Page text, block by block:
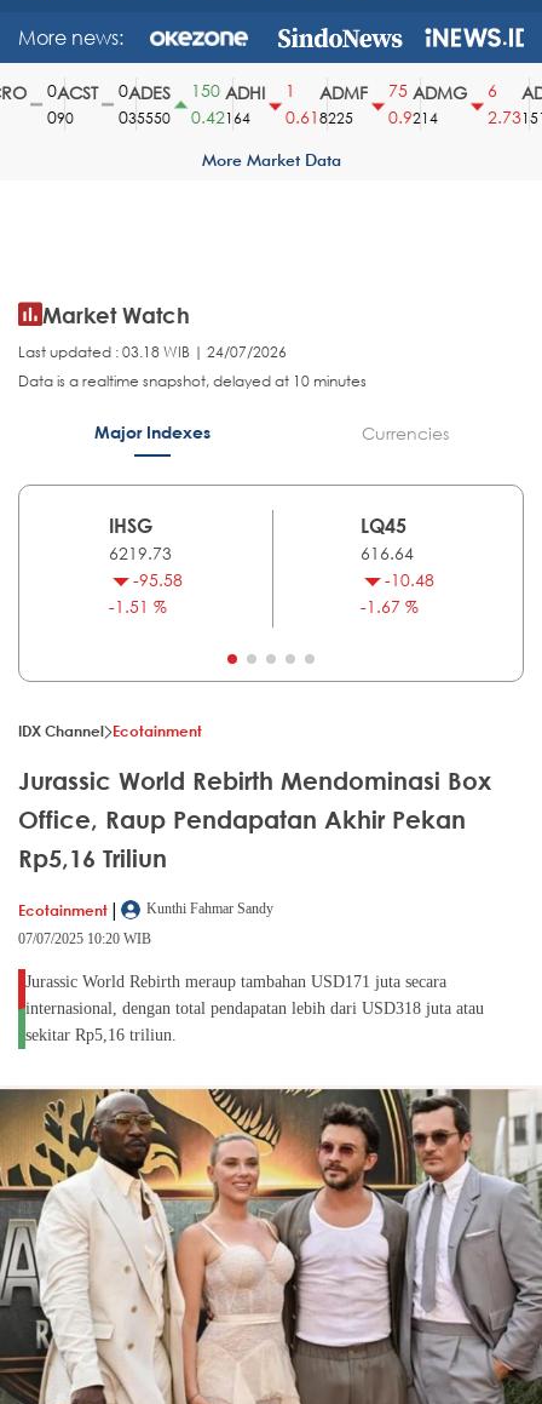
More news:
ACST
90
ADES
35550
150
0.42
ADHI
164
0.61
ADMF
8225
75
0.9
ADMG
214
2.731510
More Market Data
Market Watch
Last updated : 03.18 WIB | 24/07/2026
Data is a realtime snapshot, delayed at 10 minutes
Major Indexes Currencies
IHSG
6219.73
-95.58
-1.51 %
LQ45
616.64
-10.48
-1.67 %
IDX Channel Ecotainment
Jurassic World Rebirth Mendominasi Box
Office, Raup Pendapatan Akhir Pekan
Rp5,16 Triliun
Ecotainment |
Kunthi Fahmar Sandy
07/07/2025 10:20 WIB
Jurassic World Rebirth meraup tambahan USD171 juta secara
internasional, dengan total pendapatan lebih dari USD318 juta atau
sekitar Rp5,16 triliun.